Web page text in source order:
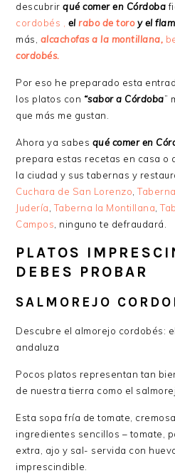
descubrir qué comer en Córdoba
cordobés , el rabo de toroy el
más, alcachofas a la montillana,
cordobés.
Por eso he preparado esta
los platos con “sabor a Córdoba”
que más me gustan.
Ahora ya sabes qué comer en
prepara estas recetas en casa o
la ciudad y sus tabernas y
Cuchara de San Lorenzo ,
Judería ,Taberna la Montillana ,
Campos , ninguno te defraudará.
PLATOS
DEBES PROBAR
SALMOREJO
Descubre el almorejo cordobés:
andaluza
Pocos platos representan tan
de nuestra tierra como el
Esta sopa fría de tomate,
ingredientes sencillos – tomate,
extra, ajo y sal- servida con
imprescindible.